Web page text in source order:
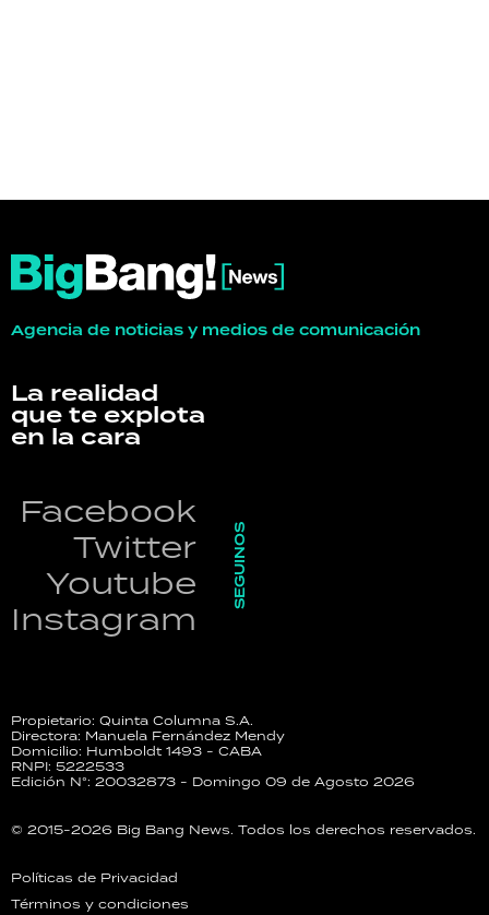
Agencia de noticias y medios de comunicación
La realidad
que te explota
en la cara
Facebook
Twitter
Youtube
Instagram
SEGUINOS
Propietario: Quinta Columna S.A.
Directora: Manuela Fernández Mendy
Domicilio: Humboldt 1493 - CABA
RNPI: 5222533
Edición N°: 20032873 - Domingo 09 de Agosto 2026
© 2015-2026 Big Bang News. Todos los derechos reservados.
Políticas de Privacidad
Términos y condiciones